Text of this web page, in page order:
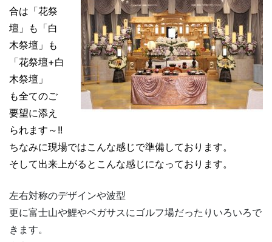
合は「花祭
壇」も「白
木祭壇」も
「花祭壇+白
木祭壇」
も全てのご
要望に添え
られます～!!
ちなみに現場ではこんな感じで準備しております。
そして出来上がるとこんな感じになっております。
左右対称のデザインや波型
更に富士山や鯉やペガサスにゴルフ場だったりいろいろで
きます。